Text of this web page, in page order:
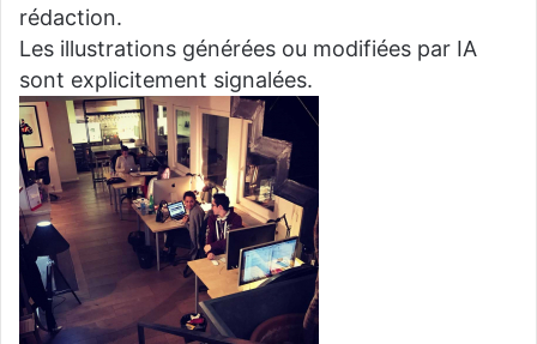
rédaction.
Les illustrations générées ou modifiées par IA
sont explicitement signalées.